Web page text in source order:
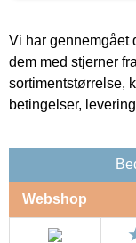
Vi har gennemgået
dem med stjerner
sortimentstørrelse,
betingelser,
Webshop